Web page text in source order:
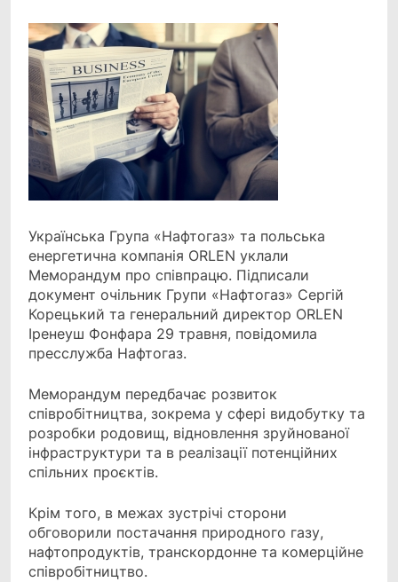
Link
Українська Група «Нафтогаз» та польська
енергетична компанія ORLEN уклали
Меморандум про співпрацю. Підписали
документ очільник Групи «Нафтогаз» Сергій
Корецький та генеральний директор ORLEN
Іренеуш Фонфара 29 травня, повідомила
пресслужба Нафтогаз.
Меморандум передбачає розвиток
співробітництва, зокрема у сфері видобутку та
розробки родовищ, відновлення зруйнованої
інфраструктури та в реалізації потенційних
спільних проєктів.
Крім того, в межах зустрічі сторони
обговорили постачання природного газу,
нафтопродуктів, транскордонне та комерційне
співробітництво.